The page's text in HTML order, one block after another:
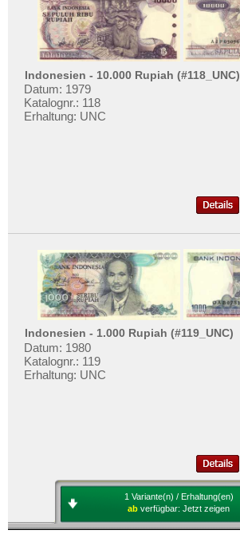
Indonesien - 10.000 Rupiah (#118_UNC)
Datum: 1979
Katalognr.: 118
Erhaltung: UNC
Indonesien - 1.000 Rupiah (#119_UNC)
Datum: 1980
Katalognr.: 119
Erhaltung: UNC
1 Variante(n) / Erhaltung(en)
ab verfügbar: Jetzt zeigen